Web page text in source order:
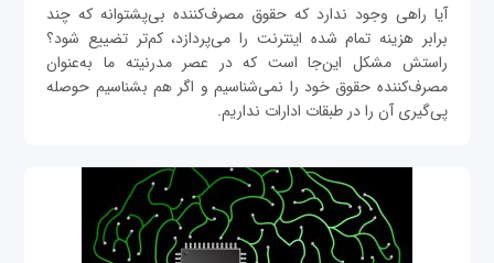
آیا راهی وجود ندارد که حقوق مصرف‌کننده بی‌پشتوانه که چند
برابر هزینه تمام شده اینترنت را می‌پردازد، کم‌تر تضییع شود؟
راستش مشکل این‌جا است که در عصر مدرنیته ما به‌عنوان
مصرف‌کننده حقوق خود را نمی‌شناسیم و اگر هم بشناسیم حوصله
پی‌گیری آن‌ را در طبقات ادارات نداریم.